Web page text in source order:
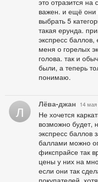
важен. и ещё они
выбрать 5
такая ерунда.
экспресс
меня о горелых
голова. так и
были, а теперь
понимаю.
Л Лёва-джан 14
Не хочется
возможно будет,
экспресс баллов
баллами можно
фикспрайсе так
цены у них на
если они так
покупателей.